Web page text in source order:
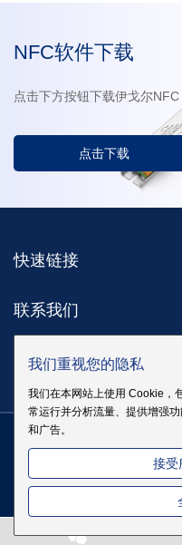
NFC软件下载
点击下方按钮下载伊戈尔NFC
点击下载
快速链接
联系我们
订阅
版权 @ 伊戈尔电气股份有限
ICP备19083068号
我们重视您的隐私
我们在本网站上使用 Cookie，
常运行并分析流量、提供增强
和广告。
接受